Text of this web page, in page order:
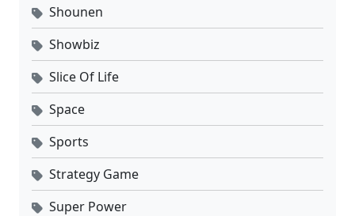
Shounen
Showbiz
Slice Of Life
Space
Sports
Strategy Game
Super Power